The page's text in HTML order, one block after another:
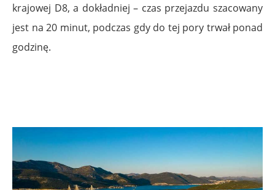
krajowej D8, a dokładniej – czas przejazdu szacowany
jest na 20 minut, podczas gdy do tej pory trwał ponad
godzinę.